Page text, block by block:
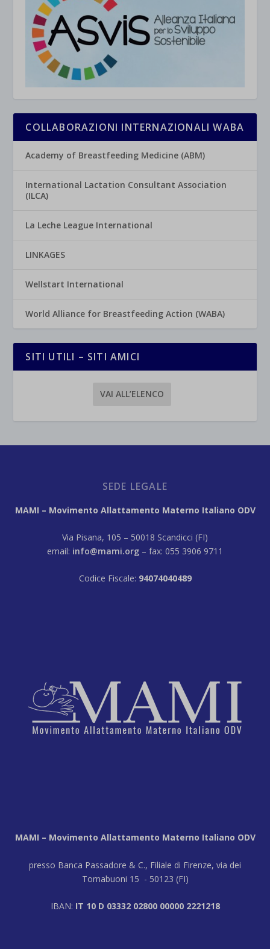
COLLABORAZIONI INTERNAZIONALI WABA
Academy of Breastfeeding Medicine (ABM)
International Lactation Consultant Association
(ILCA)
La Leche League International
LINKAGES
Wellstart International
World Alliance for Breastfeeding Action (WABA)
SITI UTILI – SITI AMICI
VAI ALL’ELENCO
SEDE LEGALE
MAMI – Movimento Allattamento Materno Italiano ODV
Via Pisana, 105 – 50018 Scandicci (FI)
email: info@mami.org – fax: 055 3906 9711
Codice Fiscale: 94074040489
MAMI – Movimento Allattamento Materno Italiano ODV
presso Banca Passadore & C., Filiale di Firenze, via dei
Tornabuoni 15 - 50123 (FI)
IBAN: IT 10 D 03332 02800 00000 2221218